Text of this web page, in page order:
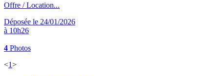
Offre / Location...
Déposée le 24/01/2026
à 10h26
4 Photos
<1>